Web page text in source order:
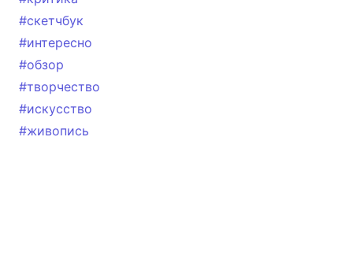
#скетчбук
#интересно
#обзор
#творчество
#искусство
#живопись